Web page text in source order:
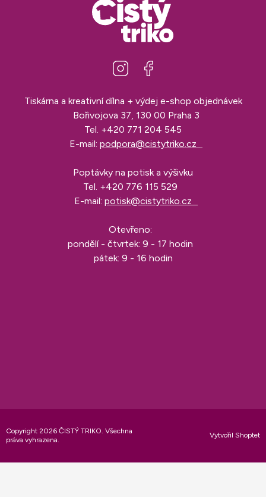
Tiskárna a kreativní dílna + výdej e-shop objednávek
Bořivojova 37, 130 00 Praha 3
Tel. +420 771 204 545
E-mail: podpora@cistytriko.cz
Poptávky na potisk a výšivku
Tel. +420 776 115 529
E-mail: potisk@cistytriko.cz
Otevřeno:
pondělí - čtvrtek: 9 - 17 hodin
pátek: 9 - 16 hodin
Vytvořil Shoptet
Copyright 2026 ČISTÝ TRIKO. Všechna
práva vyhrazena.